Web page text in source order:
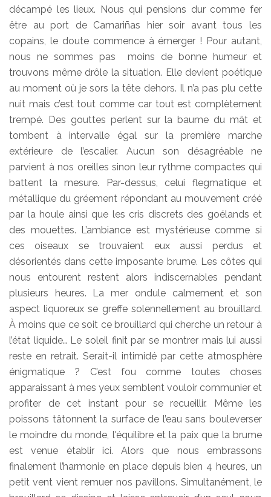
décampé les lieux. Nous qui pensions dur comme fer
être au port de Camariñas hier soir avant tous les
copains, le doute commence à émerger ! Pour autant,
nous ne sommes pas moins de bonne humeur et
trouvons même drôle la situation. Elle devient poétique
au moment où je sors la tête dehors. Il n’a pas plu cette
nuit mais c’est tout comme car tout est complètement
trempé. Des gouttes perlent sur la baume du mât et
tombent à intervalle égal sur la première marche
extérieure de l’escalier. Aucun son désagréable ne
parvient à nos oreilles sinon leur rythme compactes qui
battent la mesure. Par-dessus, celui flegmatique et
métallique du gréement répondant au mouvement créé
par la houle ainsi que les cris discrets des goélands et
des mouettes. L’ambiance est mystérieuse comme si
ces oiseaux se trouvaient eux aussi perdus et
désorientés dans cette imposante brume. Les côtes qui
nous entourent restent alors indiscernables pendant
plusieurs heures. La mer ondule calmement et son
aspect liquoreux se greffe solennellement au brouillard.
À moins que ce soit ce brouillard qui cherche un retour à
l’état liquide… Le soleil finit par se montrer mais lui aussi
reste en retrait. Serait-il intimidé par cette atmosphère
énigmatique ? C’est fou comme toutes choses
apparaissant à mes yeux semblent vouloir communier et
profiter de cet instant pour se recueillir. Même les
poissons tâtonnent la surface de l’eau sans bouleverser
le moindre du monde, l'équilibre et la paix que la brume
est venue établir ici. Alors que nous embrassons
finalement l’harmonie en place depuis bien 4 heures, un
petit vent vient remuer nos pavillons. Simultanément, le